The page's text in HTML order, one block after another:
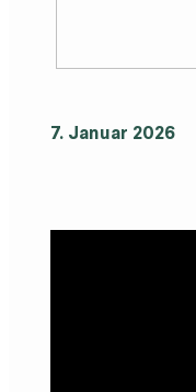
7. Januar 2026